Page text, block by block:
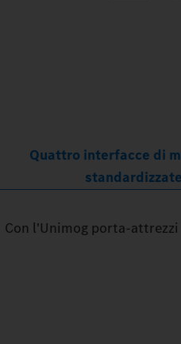
Quattro interfacce di
standardizzate
Con l'Unimog porta-